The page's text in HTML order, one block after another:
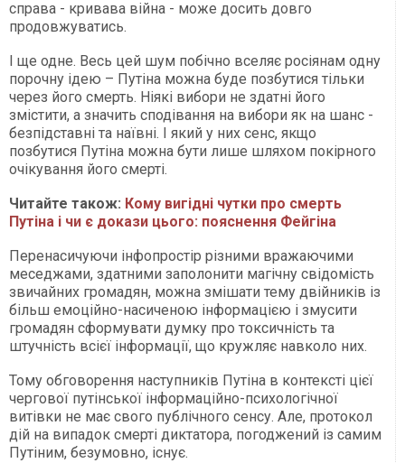
справа - кривава війна - може досить довго
продовжуватись.
І ще одне. Весь цей шум побічно вселяє росіянам одну
порочну ідею – Путіна можна буде позбутися тільки
через його смерть. Ніякі вибори не здатні його
змістити, а значить сподівання на вибори як на шанс -
безпідставні та наївні. І який у них сенс, якщо
позбутися Путіна можна бути лише шляхом покірного
очікування його смерті.
Читайте також: Кому вигідні чутки про смерть
Путіна і чи є докази цього: пояснення Фейгіна
Перенасичуючи інфопростір різними вражаючими
меседжами, здатними заполонити магічну свідомість
звичайних громадян, можна змішати тему двійників із
більш емоційно-насиченою інформацією і змусити
громадян сформувати думку про токсичність та
штучність всієї інформації, що кружляє навколо них.
Тому обговорення наступників Путіна в контексті цієї
чергової путінської інформаційно-психологічної
витівки не має свого публічного сенсу. Але, протокол
дій на випадок смерті диктатора, погоджений із самим
Путіним, безумовно, існує.